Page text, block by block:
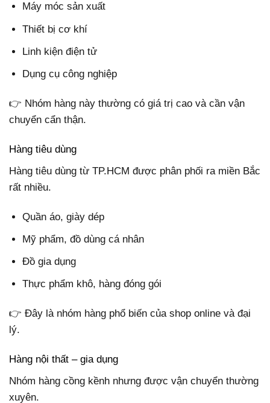
Máy móc sản xuất
Thiết bị cơ khí
Linh kiện điện tử
Dụng cụ công nghiệp
👉 Nhóm hàng này thường có giá trị cao và cần vận
chuyển cẩn thận.
Hàng tiêu dùng
Hàng tiêu dùng từ TP.HCM được phân phối ra miền Bắc
rất nhiều.
Quần áo, giày dép
Mỹ phẩm, đồ dùng cá nhân
Đồ gia dụng
Thực phẩm khô, hàng đóng gói
👉 Đây là nhóm hàng phổ biến của shop online và đại
lý.
Hàng nội thất – gia dụng
Nhóm hàng cồng kềnh nhưng được vận chuyển thường
xuyên.